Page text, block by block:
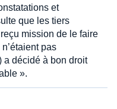
et
que les tiers
mission de le faire
pas
a décidé à bon droit
».